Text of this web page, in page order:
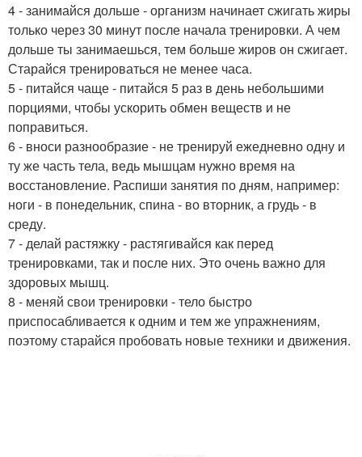
4 - занимайся дольше - организм начинает сжигать жиры
только через 30 минут после начала тренировки. А чем
дольше ты занимаешься, тем больше жиров он сжигает.
Старайся тренироваться не менее часа.
5 - питайся чаще - питайся 5 раз в день небольшими
порциями, чтобы ускорить обмен веществ и не
поправиться.
6 - вноси разнообразие - не тренируй ежедневно одну и
ту же часть тела, ведь мышцам нужно время на
восстановление. Распиши занятия по дням, например:
ноги - в понедельник, спина - во вторник, а грудь - в
среду.
7 - делай растяжку - растягивайся как перед
тренировками, так и после них. Это очень важно для
здоровых мышц.
8 - меняй свои тренировки - тело быстро
приспосабливается к одним и тем же упражнениям,
поэтому старайся пробовать новые техники и движения.